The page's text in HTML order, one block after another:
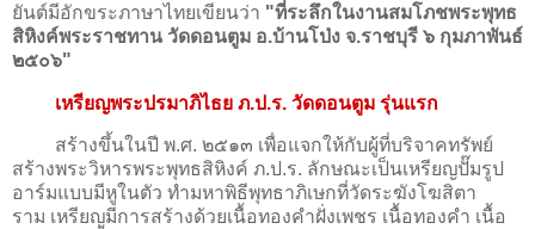
ยันต์มีอักขระภาษาไทยเขียนว่า "ที่ระลึกในงานสมโภชพระพุทธ
สิหิงค์พระราชทาน วัดดอนตูม อ.บ้านโป่ง จ.ราชบุรี ๖ กุมภาพันธ์
๒๕๐๖"
เหรียญพระปรมาภิไธย ภ.ป.ร. วัดดอนตูม รุ่นแรก
สร้างขึ้นในปี พ.ศ. ๒๕๑๓ เพื่อแจกให้กับผู้ที่บริจาคทรัพย์
สร้างพระวิหารพระพุทธสิหิงค์ ภ.ป.ร. ลักษณะเป็นเหรียญปั๊มรูป
อาร์มแบบมีหูในตัว ทํามหาพิธีพุทธาภิเษกที่วัดระฆังโฆสิตา
ราม เหรียญมีการสร้างด้วยเนื้อทองคำฝั่งเพชร เนื้อทองคำ เนื้อ